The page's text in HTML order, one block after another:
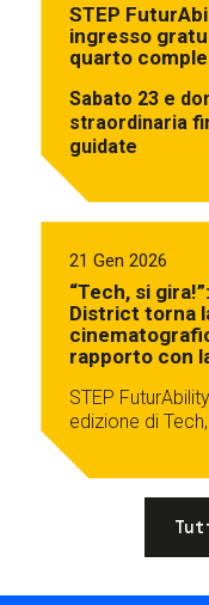
STEP
ingresso
quarto
Sabato 23 e
straordinaria
guidate
21 Gen 2026
“Tech, si
District torna
rapporto con
STEP
edizione di